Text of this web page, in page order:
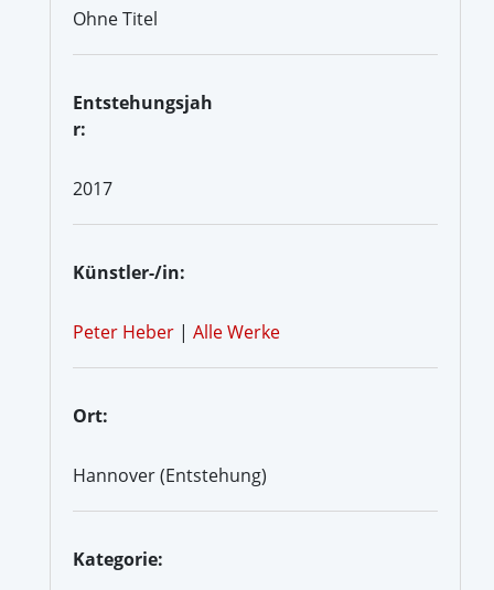
Ohne Titel
Entstehungsjah
r:
2017
Künstler-/in:
Peter Heber | Alle Werke
Ort:
Hannover (Entstehung)
Kategorie: